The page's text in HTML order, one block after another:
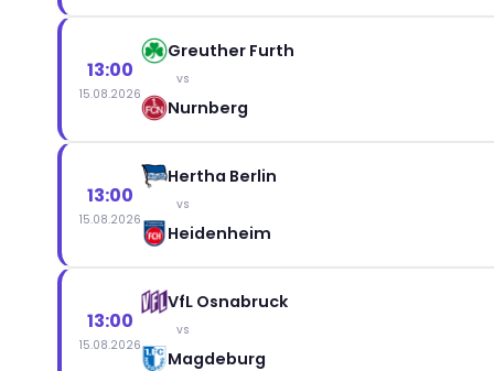
13:00
15.08.2026
Greuther Furth
vs
Nurnberg
13:00
15.08.2026
Hertha Berlin
vs
Heidenheim
13:00
15.08.2026
VfL Osnabruck
vs
Magdeburg